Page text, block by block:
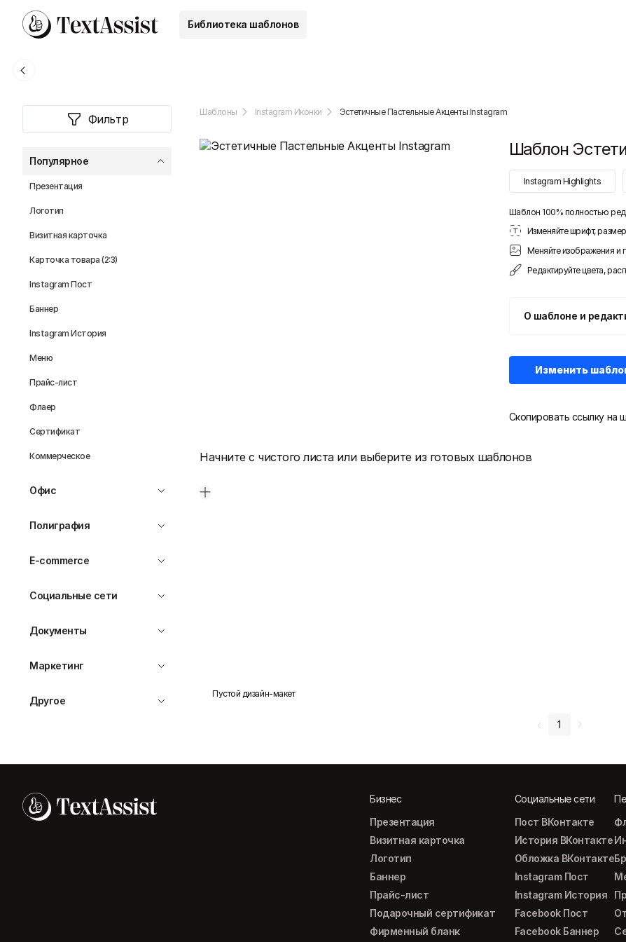
Библиотека шаблонов
Фильтр
Популярное
Презентация
Логотип
Визитная карточка
Карточка товара (2:3)
Instagram Пост
Баннер
Instagram История
Меню
Прайс-лист
Флаер
Сертификат
Коммерческое
Офис
Полиграфия
E-commerce
Социальные сети
Документы
Маркетинг
Другое
Шаблоны Instagram Иконки Эстетичные Пастельные Акценты Instagram
Шаблон
Instagram Highlights
Шаблон 100% полностью
Изменяйте шрифт, размер
Меняйте изображения и
Редактируйте цвета,
О шаблоне и
Изменить
Скопировать ссылку на
Начните с чистого листа или выберите из готовых шаблонов
Пустой дизайн-макет
1
Бизнес
Презентация
Визитная карточка
Логотип
Баннер
Прайс-лист
Подарочный сертификат
Фирменный бланк
Социальные сети
Пост ВКонтакте
История ВКонтакте
Обложка ВКонтакте
Instagram Пост
Instagram История
Facebook Пост
Facebook Баннер